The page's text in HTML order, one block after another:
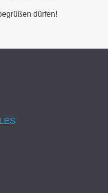
dürfen!